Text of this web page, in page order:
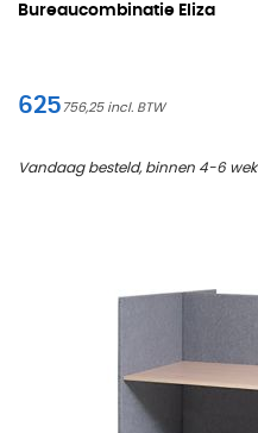
Bureaucombinatie Eliza
625 756,25
Vandaag besteld, binnen 4-6